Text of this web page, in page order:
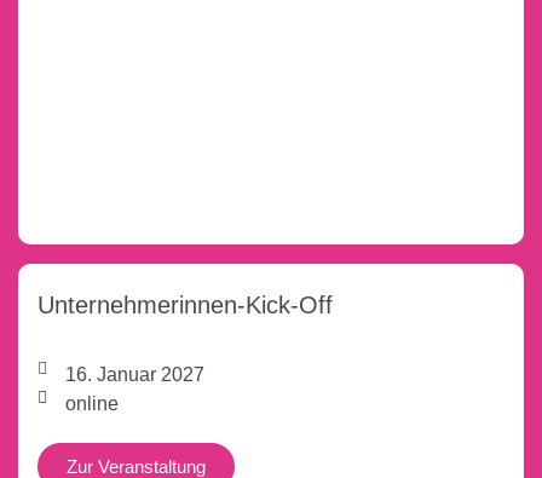
Unternehmerinnen-Kick-Off
16. Januar 2027
online
Zur Veranstaltung